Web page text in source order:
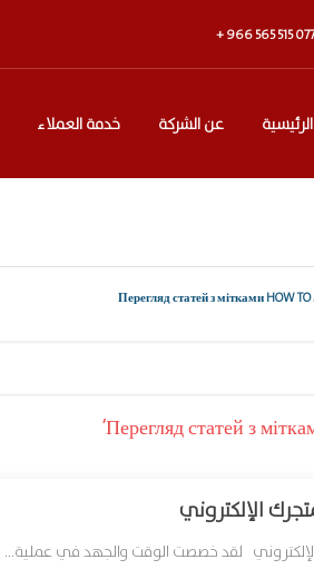
+ 966 565 515 077
الرئيسية عن الشركة خدمة العملاء
Перегляд статей з
الإلكتروني
لقد خصصت الوقت والجهد في عملية...